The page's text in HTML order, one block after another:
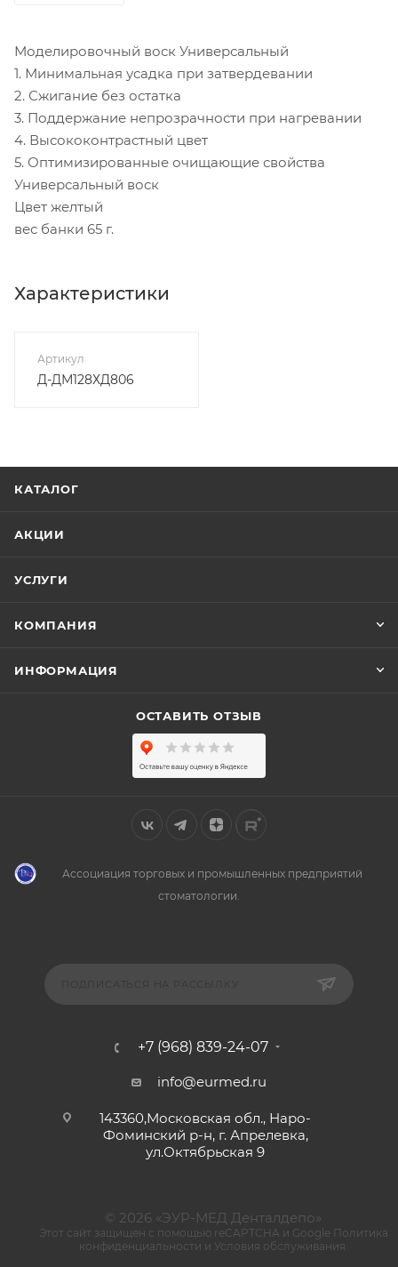
Моделировочный воск Универсальный
1. Минимальная усадка при затвердевании
2. Сжигание без остатка
3. Поддержание непрозрачности при нагревании
4. Высококонтрастный цвет
5. Оптимизированные очищающие свойства
Универсальный воск
Цвет желтый
вес банки 65 г.
Характеристики
Артикул
Д-ДМ128ХД806
КАТАЛОГ
АКЦИИ
УСЛУГИ
КОМПАНИЯ
ИНФОРМАЦИЯ
ОСТАВИТЬ ОТЗЫВ
Ассоциация торговых и промышленных предприятий
стоматологии.
+7 (968) 839-24-07
info@eurmed.ru
143360,Московская обл., Наро-
Фоминский р-н, г. Апрелевка,
ул.Октябрьская 9
© 2026 «ЭУР-МЕД Денталдепо»
Этот сайт защищен с помощью reCAPTCHA и Google Политика
конфиденциальности и Условия обслуживания